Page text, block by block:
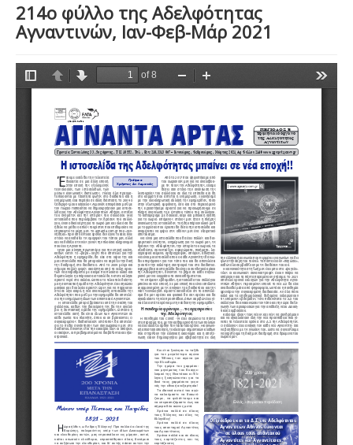
214ο φύλλο της Αδελφότητας
Αγναντινών, Ιαν-Φεβ-Μάρ 2021